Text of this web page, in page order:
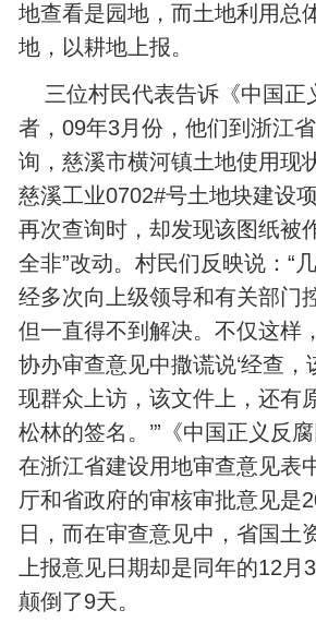
地查看是园地，而土地利用总
地，以耕地上报。
三位村民代表告诉《中国正
者，09年3月份，他们到浙江
询，慈溪市横河镇土地使用现
慈溪工业0702#号土地块建设
再次查询时，却发现该图纸被
全非”改动。村民们反映说：“
经多次向上级领导和有关部门
但一直得不到解决。不仅这样
协办审查意见中撒谎说‘经查
现群众上访，该文件上，还有
松林的签名。’”《中国正义反
在浙江省建设用地审查意见表
厅和省政府的审核审批意见是
日，而在审查意见中，省国土
上报意见日期却是同年的12月
颠倒了9天。